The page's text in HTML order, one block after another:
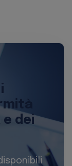
dei